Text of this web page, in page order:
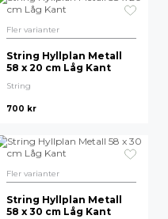
Fler varianter
String Hyllplan Metall
58 x 20 cm Låg Kant
String
700 kr
Fler varianter
String Hyllplan Metall
58 x 30 cm Låg Kant